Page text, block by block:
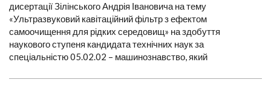
дисертації Зілінського Андрія Івановича на тему
«Ультразвуковий кавітаційний фільтр з ефектом
самоочищення для рідких середовищ» на здобуття
наукового ступеня кандидата технічних наук за
спеціальністю 05.02.02 – машинознавство, який